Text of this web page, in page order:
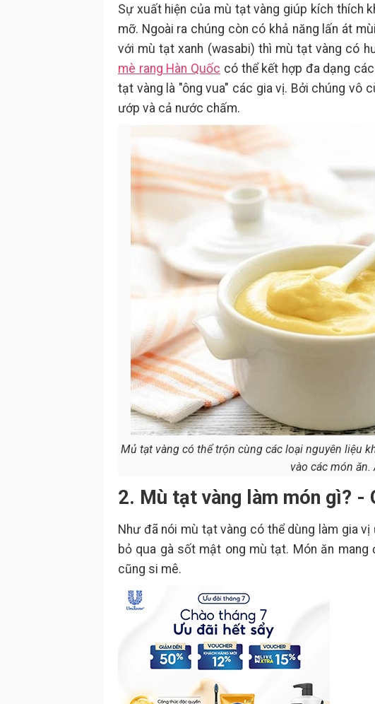
Sự xuất hiện của mù tạt vàng giúp kích thích
mỡ. Ngoài ra chúng còn có khả năng lấn át
với mù tạt xanh (wasabi) thì mù tạt vàng có
mè rang Hàn Quốc có thể kết hợp đa dạng
tạt vàng là "ông vua" các gia vị. Bởi chúng vô
ướp và cả nước chấm.
Mủ tạt vàng có thể trộn cùng các loại nguyên liệu
vào các món ăn.
2. Mù tạt vàng làm món gì? -
Như đã nói mù tạt vàng có thể dùng làm gia vị
bỏ qua gà sốt mật ong mù tạt. Món ăn mang
cũng si mê.